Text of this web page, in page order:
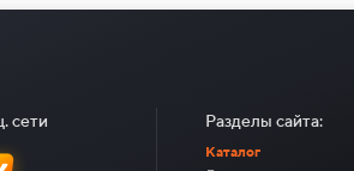
сети Разделы сайта:
Каталог